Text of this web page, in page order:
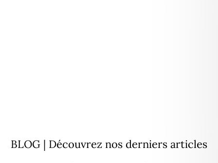
BLOG | Découvrez nos derniers articles